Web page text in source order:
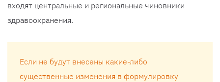
входят центральные и региональные чиновники
здравоохранения.
Если не будут внесены какие-либо
существенные изменения в формулировку